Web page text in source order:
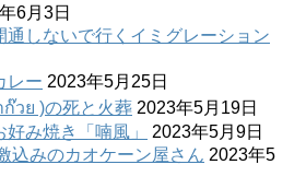
6月3日
通しないで行くイミグレーション
レー 2023年5月25日
วย )の死と火葬 2023年5月19日
み焼き「喃風」
2023年5月9日
込みのカオケーン屋さん 2023年5